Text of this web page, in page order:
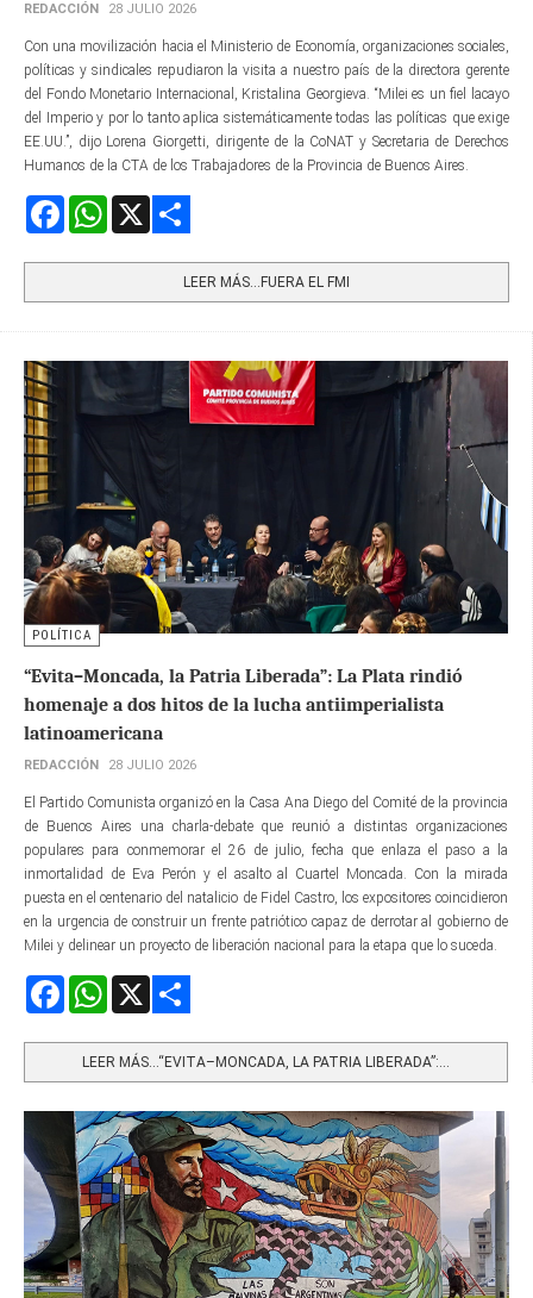
REDACCIÓN 28 JULIO 2026
Con una movilización hacia el Ministerio de Economía, organizaciones sociales,
políticas y sindicales repudiaron la visita a nuestro país de la directora gerente​
del Fondo Monetario Internacional, Kristalina Georgieva. “Milei es un fiel lacayo
del Imperio y por lo tanto aplica sistemáticamente todas las políticas que exige
EE.UU.”, dijo Lorena Giorgetti, dirigente de la CoNAT y Secretaria de Derechos
Humanos de la CTA de los Trabajadores de la Provincia de Buenos Aires.
FacebookWhatsApp
LEER MÁS…FUERA EL FMI
POLÍTICA
“Evita–Moncada, la Patria Liberada”: La Plata rindió
homenaje a dos hitos de la lucha antiimperialista
latinoamericana
REDACCIÓN 28 JULIO 2026
El Partido Comunista organizó en la Casa Ana Diego del Comité de la provincia
de Buenos Aires una charla-debate que reunió a distintas organizaciones
populares para conmemorar el 26 de julio, fecha que enlaza el paso a la
inmortalidad de Eva Perón y el asalto al Cuartel Moncada. Con la mirada
puesta en el centenario del natalicio de Fidel Castro, los expositores coincidieron
en la urgencia de construir un frente patriótico capaz de derrotar al gobierno de
Milei y delinear un proyecto de liberación nacional para la etapa que lo suceda.
FacebookWhatsApp
LEER MÁS…“EVITA–MONCADA, LA PATRIA LIBERADA”:...